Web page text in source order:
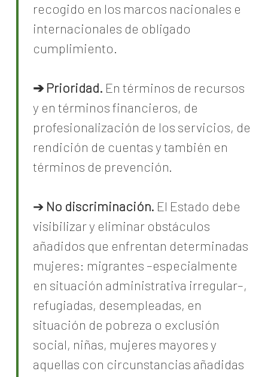
recogido en los marcos nacionales e
internacionales de obligado
cumplimiento.
➔ Prioridad. En términos de recursos
y en términos financieros, de
profesionalización de los servicios, de
rendición de cuentas y también en
términos de prevención.
➔ No discriminación. El Estado debe
visibilizar y eliminar obstáculos
añadidos que enfrentan determinadas
mujeres: migrantes –especialmente
en situación administrativa irregular–,
refugiadas, desempleadas, en
situación de pobreza o exclusión
social, niñas, mujeres mayores y
aquellas con circunstancias añadidas